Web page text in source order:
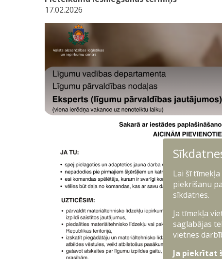
17.02.2026
Lai šī
piekrišanu
sīkdatnes.
Ja tīmekļa
saglabājas
vietnes
Ja piekrītat